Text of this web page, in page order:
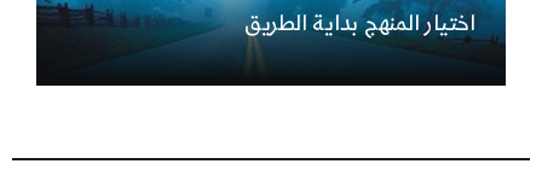
اختيار المنهج بداية الطريق